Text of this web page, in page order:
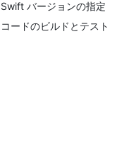
Swift バージョンの指定
コードのビルドとテスト